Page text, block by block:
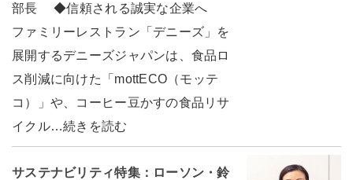
部長 ◆信頼される誠実な企業へ
ファミリーレストラン「デニーズ」を
展開するデニーズジャパンは、食品ロ
ス削減に向けた「mottECO（モッテ
コ）」や、コーヒー豆かすの食品リサ
イクル…続きを読む
サステナビリティ特集：ローソン・鈴